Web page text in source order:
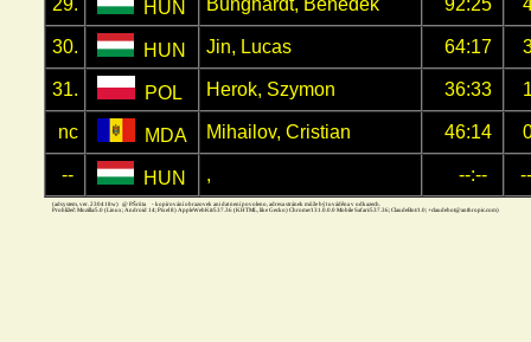
29. HUN Bunghardt, Benedek 92:25
30. HUN Jin, Lucas 64:17
31. POL Herok, Szymon 36:33
nc MDA Mihailov, Cristian 46:14
-- HUN , --:--
(adsystem, ver. 230418w) @ P.Šrůta - kopírování obrazovek ani dat není povoleno, adresa stránek může být uváděna v odkazech.
Prohližeč: Mozilla/5.0 (Linux; Android 14; Pixel 8) AppleWebKit/537.36 (KHTML, like Gecko) Chrome/131.0.0.0 Mobile Safari/537.36; ClaudeBot/1.0; +claudebot@anthropic.com)